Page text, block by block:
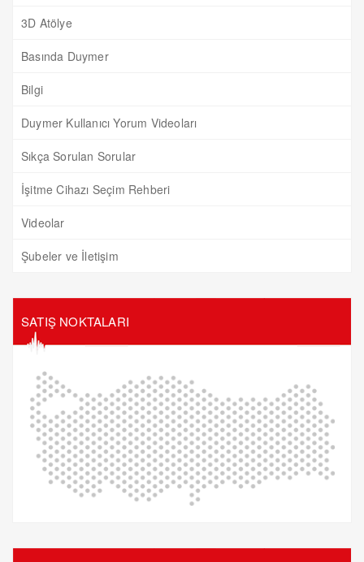
3D Atölye
Basında Duymer
Bilgi
Duymer Kullanıcı Yorum Videoları
Sıkça Sorulan Sorular
İşitme Cihazı Seçim Rehberi
Videolar
Şubeler ve İletişim
SATIŞ NOKTALARI